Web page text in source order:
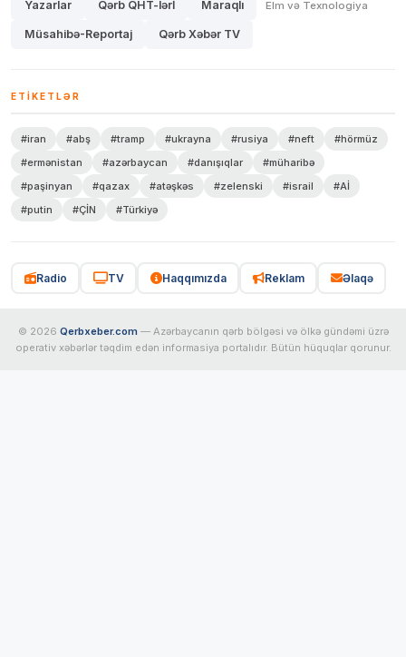
Yazarlar Qərb QHT-lərİ Maraqlı Elm və Texnologiya
Müsahibə-Reportaj Qərb Xəbər TV
ETIKETLƏR
#iran #abş #tramp #ukrayna #rusiya #neft
#hörmüz
#ermənistan
#azərbaycan #danışıqlar
#müharibə
#paşinyan
#qazax #atəşkəs #zelenski #israil
#Aİ
#putin
#ÇİN #Türkiyə
Radio TV Haqqımızda Reklam Əlaqə
© 2026 Qerbxeber.com — Azərbaycanın qərb bölgəsi və ölkə gündəmi üzrə
operativ xəbərlər təqdim edən informasiya portalıdır. Bütün hüquqlar qorunur.